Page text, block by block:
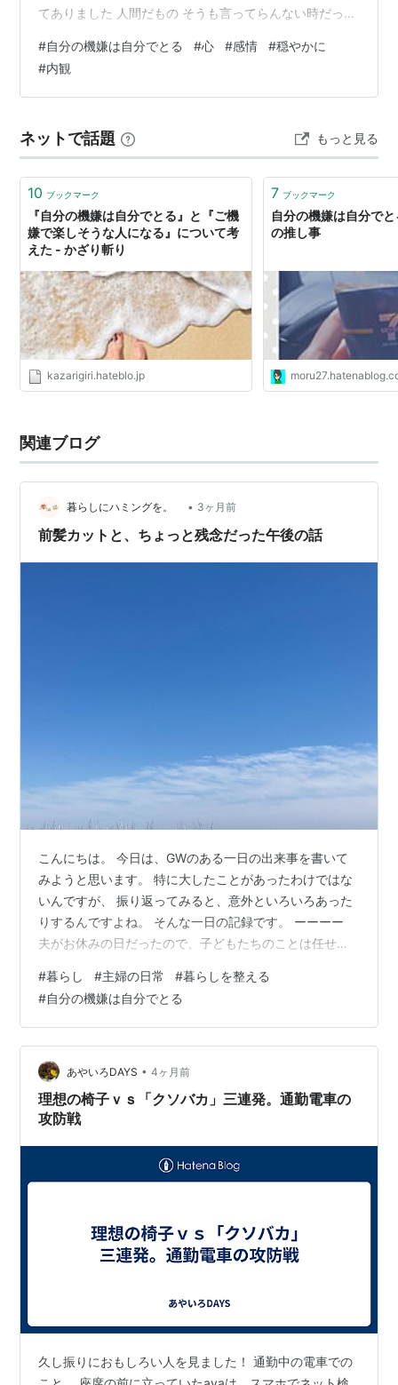
てありました 人間だもの そうも言ってらんない時だって
他人や環境に振り回されず 心穏やかな状態を自分で作り
出せるよう 心がけてるつもり それがさ 最近ちょいちょ
い心を乱される事あって 時折フツフツと湧いてくる負の
つつ お香炊いて呼吸を整えて内観してみる ｳ…
#自分の機嫌は自分でとる #心 #感情 #穏やかに
#内観
ネットで話題 もっと見る
10 ブックマーク
『自分の機嫌は自分でとる』と『ご機
嫌で楽しそうな人になる』について考
えた - かざり斬り
kazarigiri.hateblo.jp
7 ブックマーク
自分の機嫌は自分で
の推し事
関連ブログ
暮らしにハミングを。 • 3ヶ月前
前髪カットと、ちょっと残念だった午後の話
こんにちは。 今日は、GWのある一日の出来事を書いて
みようと思います。 特に大したことがあったわけではな
いんですが、 振り返ってみると、意外といろいろあった
りするんですよね。 そんな一日の記録です。 ーーーー
夫がお休みの日だったので、子どもたちのことは任せ
1,000円。 長い間、前髪はセルフカットでした。 自分で
切ったほうが安いし、 前髪のためだけに美容院に行くの
も、なんだか億劫で。 でも今後やりたい髪型的に、 セル
フカットは厳しそうで、思い切って行ってみたんです。
そしたら、 視界が良くなったのはもちろんなんですけ
ど、 なんか、ちょっと満た…
#暮らし #主婦の日常 #暮らしを整える
#自分の機嫌は自分でとる
あやいろDAYS • 4ヶ月前
理想の椅子ｖｓ「クソバカ」三連発。通勤電車の
攻防戦
久し振りにおもしろい人を見ました！ 通勤中の電車での